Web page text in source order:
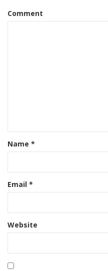
Comment
Name *
Email *
Website